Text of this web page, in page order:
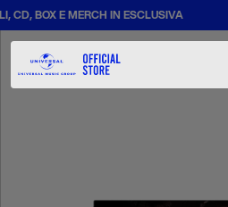
E MERCH IN ESCLUSIVA